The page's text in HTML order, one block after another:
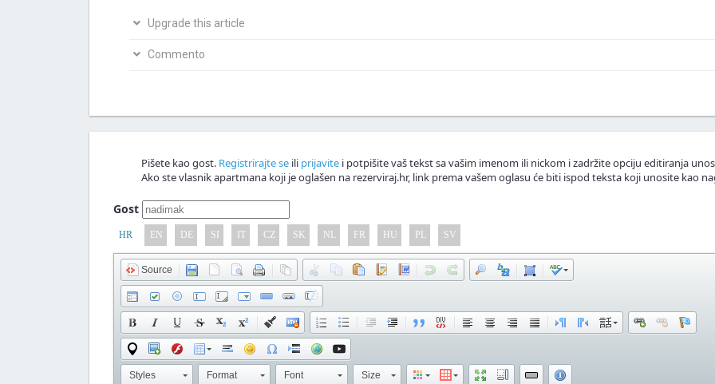
Upgrade this article
Bio si na ovom mjestu? Podijeli s nama svoja iskustva ili fotografije.
Commento
Pišete kao gost. Registrirajte se ili prijavite i potpišite vaš tekst sa vašim imenom ili nickom i zadržite opciju editiranja
Ako ste vlasnik apartmana koji je oglašen na rezerviraj.hr, link prema vašem oglasu će biti ispod teksta koji unosite kao
Gost
HR EN DE SI IT CZ SK NL FR HU PL SV
Source
Styles Format Font Size